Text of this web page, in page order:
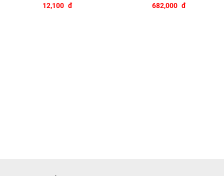
12,100 đ
682,000 đ